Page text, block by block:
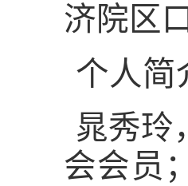
济院区
个人简
晁秀玲
会会员